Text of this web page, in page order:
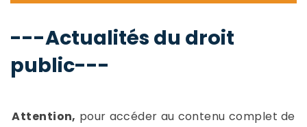
Droit pénal---
Droit privé ---
Abonnement aux actualités
---Actualités du droit
public---
Attention, pour accéder au contenu complet de